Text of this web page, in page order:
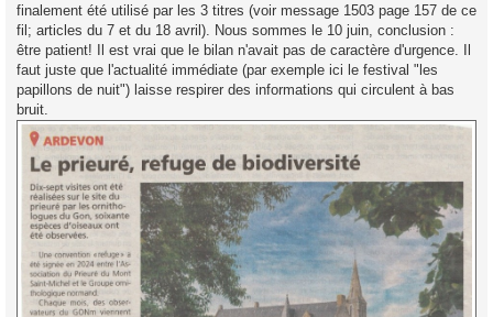
e
finalement été utilisé par les 3 titres (voir message 1503 page 157 de ce
fil; articles du 7 et du 18 avril). Nous sommes le 10 juin, conclusion :
être patient! Il est vrai que le bilan n'avait pas de caractère d'urgence. Il
faut juste que l'actualité immédiate (par exemple ici le festival "les
papillons de nuit") laisse respirer des informations qui circulent à bas
bruit.